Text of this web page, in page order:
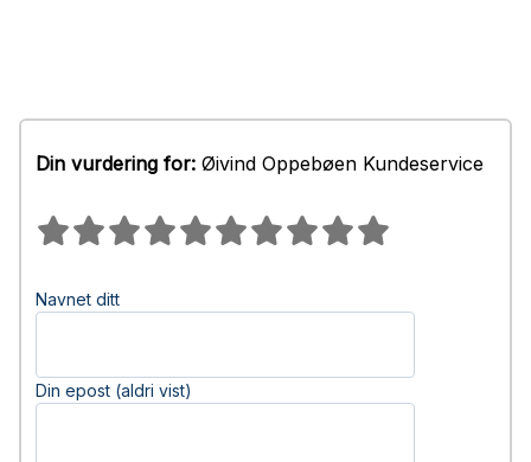
Din vurdering for: Øivind Oppebøen Kundeservice
Navnet ditt
Din epost (aldri vist)